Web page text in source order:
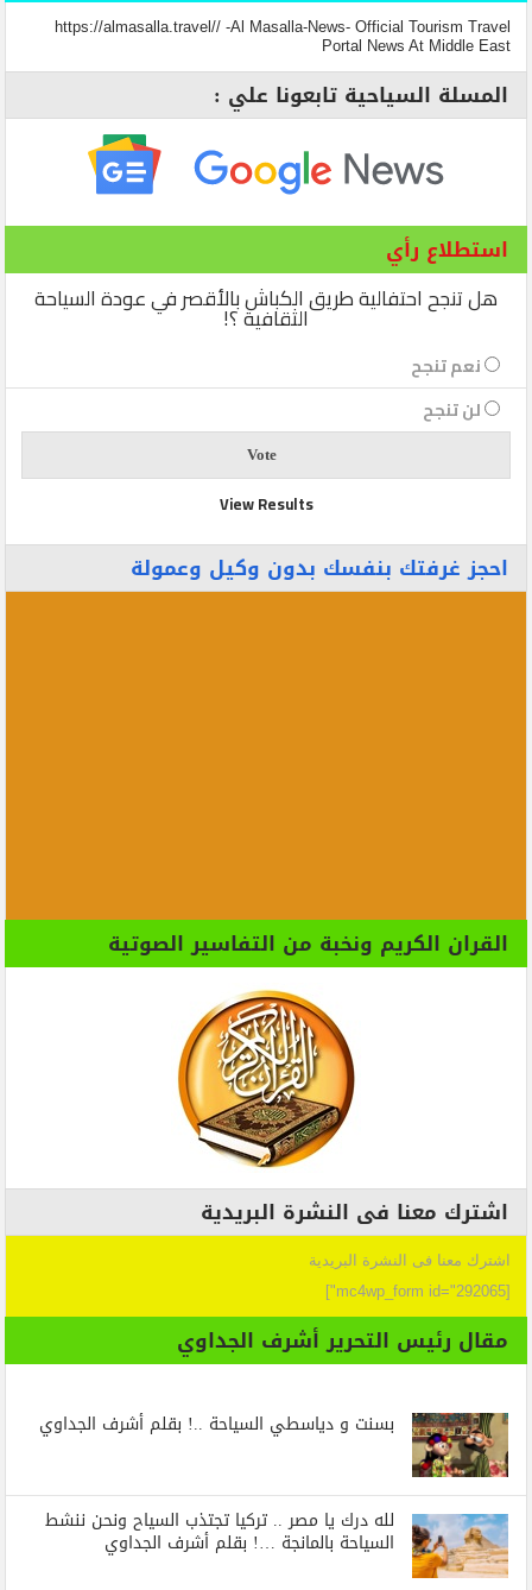
https://almasalla.travel// -Al Masalla-News- Official Tourism Travel
Portal News At Middle East
المسلة السياحية تابعونا علي :
استطلاع رأي
هل تنجح احتفالية طريق الكباش بالأقصر في عودة السياحة
الثقافية ؟!
نعم تنجح
لن تنجح
View Results
احجز غرفتك بنفسك بدون وكيل وعمولة
القران الكريم ونخبة من التفاسير الصوتية
اشترك معنا فى النشرة البريدية
اشترك معنا فى النشرة البريدية
[mc4wp_form id="292065"]
مقال رئيس التحرير أشرف الجداوي
بسنت و دياسطي السياحة ..! بقلم أشرف الجداوي
لله درك يا مصر .. تركيا تجتذب السياح ونحن ننشط
السياحة بالمانجة …! بقلم أشرف الجداوي